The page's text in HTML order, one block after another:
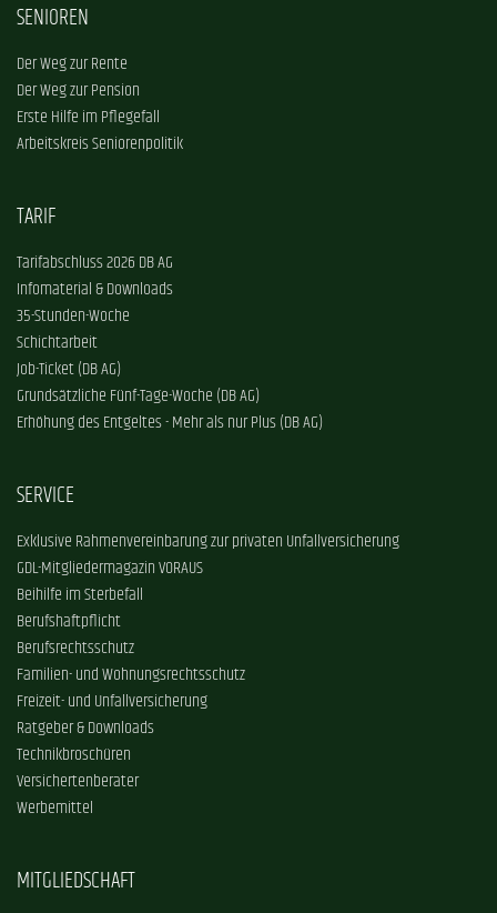
SENIOREN
Der Weg zur Rente
Der Weg zur Pension
Erste Hilfe im Pflegefall
Arbeitskreis Seniorenpolitik
TARIF
Tarifabschluss 2026 DB AG
Infomaterial & Downloads
35-Stunden-Woche
Schichtarbeit
Job-Ticket (DB AG)
Grundsätzliche Fünf-Tage-Woche (DB AG)
Erhöhung des Entgeltes - Mehr als nur Plus (DB AG)
SERVICE
Exklusive Rahmenvereinbarung zur privaten Unfallversicherung
GDL-Mitgliedermagazin VORAUS
Beihilfe im Sterbefall
Berufshaftpflicht
Berufsrechtsschutz
Familien- und Wohnungsrechtsschutz
Freizeit- und Unfallversicherung
Ratgeber & Downloads
Technikbroschüren
Versichertenberater
Werbemittel
MITGLIEDSCHAFT